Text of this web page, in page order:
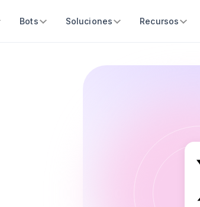
Bots Soluciones Recursos